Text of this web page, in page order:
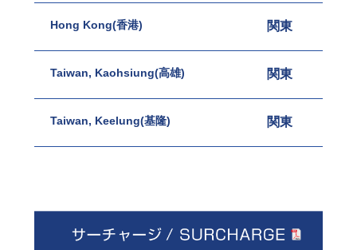
Hong Kong(香港) 関東
Taiwan, Kaohsiung(高雄) 関東
Taiwan, Keelung(基隆) 関東